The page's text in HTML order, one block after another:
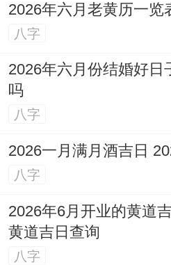
2026年六月老黄历一览
八字
2026年六月份结婚好日
吗
八字
2026一月满月酒吉日
八字
2026年6月开业的黄道
黄道吉日查询
八字